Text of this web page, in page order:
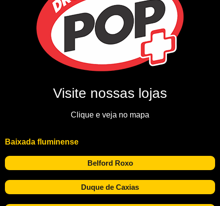
Visite nossas lojas
Clique e veja no mapa
Baixada fluminense
Belford Roxo
Duque de Caxias